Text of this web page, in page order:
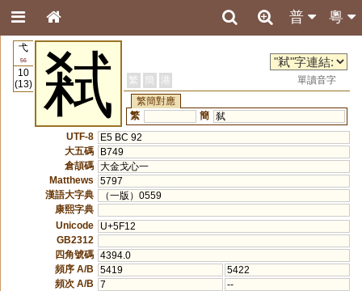
粵
普
弋
56
10
(13)
弒 繁 簡 港
單讀音字
繁簡對應
繁
簡 弑
UTF-8
E5 BC 92
大五碼
B749
倉頡碼 大金戈心一
Matthews
5797
漢語大字典
（一版）0559
康熙字典
Unicode
U+5F12
GB2312
四角號碼 4394.0
頻序 A/B
5419
5422
頻次 A/B
7
--